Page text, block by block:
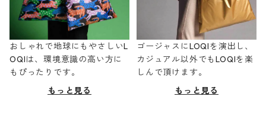
おしゃれで地球にもやさしいL
OQIは、環境意識の高い方に
もぴったりです。
もっと見る
ゴージャスにLOQIを演出し、
カジュアル以外でもLOQIを楽
しんで頂けます。
もっと見る